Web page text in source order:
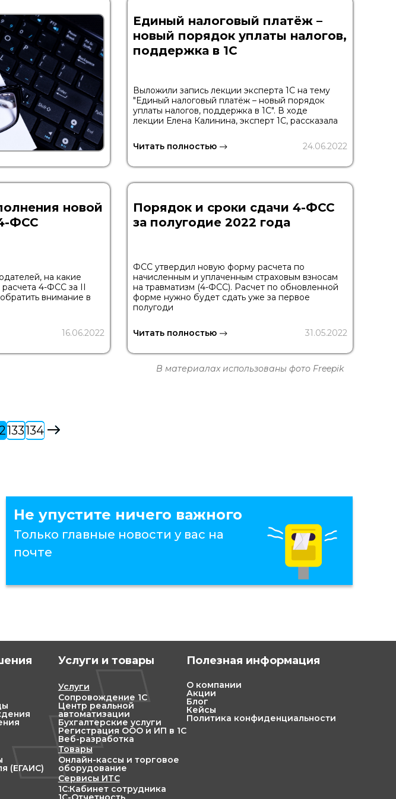
Единый налоговый платёж –
новый порядок уплаты налогов,
поддержка в 1С
Выложили запись лекции эксперта 1С на тему
"Единый налоговый платёж – новый порядок
уплаты налогов, поддержка в 1С". В ходе
лекции Елена Калинина, эксперт 1С, рассказала
Читать полностью 24.06.2022
новой
ФСС
на какие
4-ФСС за II
внимание в
16.06.2022
Порядок и сроки сдачи 4-ФСС
за полугодие 2022 года
ФСС утвердил новую форму расчета по
начисленным и уплаченным страховым взносам
на травматизм (4-ФСС). Расчет по обновленной
форме нужно будет сдать уже за первое
полугоди
Читать полностью 31.05.2022
В материалах использованы фото Freepik
133134
Не упустите ничего важного
Только главные новости у вас на
почте
(ЕГАИС)
Услуги и товары
Услуги
Сопровождение 1С
Центр реальной
автоматизации
Бухгалтерские услуги
Регистрация ООО и ИП в 1С
Веб-разработка
Товары
Онлайн-кассы и торговое
оборудование
Сервисы ИТС
1С:Кабинет сотрудника
Полезная информация
О компании
Акции
Блог
Кейсы
Политика конфиденциальности